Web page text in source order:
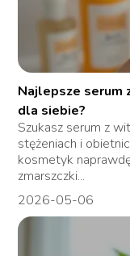
Najlepsze serum
dla siebie?
Szukasz serum z
stężeniach i
kosmetyk
zmarszczki...
2026-05-06